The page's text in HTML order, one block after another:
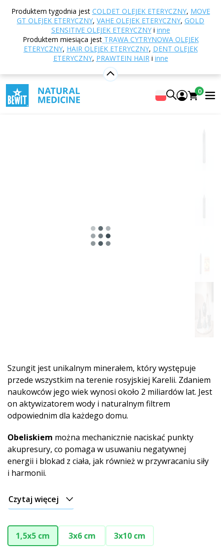
Produktem tygodnia jest COLDET OLEJEK ETERYCZNY, MOVE
GT OLEJEK ETERYCZNY, VAHE OLEJEK ETERYCZNY, GOLD
SENSITIVE OLEJEK ETERYCZNYi inne
Produktem miesiąca jest TRAWA CYTRYNOWA OLEJEK
ETERYCZNY, HAIR OLEJEK ETERYCZNY, DENT OLEJEK
ETERYCZNY, PRAWTEIN HAIRi inne
0
Strona główna
minerały
Obelisk Fasetowany obelisk szungitowy
Fasetowany obelisk szungitowy
Shunghite obelisk, polished, faceted
5 Pokaż 1 recenzji
Szungit jest unikalnym minerałem, który występuje
przede wszystkim na terenie rosyjskiej Karelii. Zdaniem
naukowców jego wiek wynosi około 2 miliardów lat. Jest
on aktywizatorem wody i naturalnym filtrem
odpowiednim dla każdego domu.
Obeliskiem można mechanicznie naciskać punkty
akupresury, co pomaga w usuwaniu negatywnej
energii i blokad z ciała, jak również w przywracaniu siły
i harmonii.
Czytaj więcej
1,5x5 cm 3x6 cm 3x10 cm